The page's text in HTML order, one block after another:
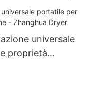
universale
proprietà